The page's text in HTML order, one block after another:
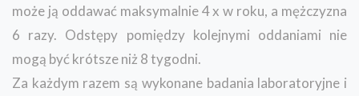
może ją oddawać maksymalnie 4 x w roku, a mężczyzna
6 razy. Odstępy pomiędzy kolejnymi oddaniami nie
mogą być krótsze niż 8 tygodni.
Za każdym razem są wykonane badania laboratoryjne i